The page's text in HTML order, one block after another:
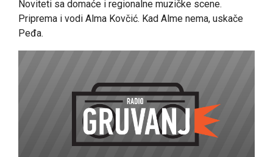
Noviteti sa domaće i regionalne muzičke scene.
Priprema i vodi Alma Kovčić. Kad Alme nema, uskače
Peđa.